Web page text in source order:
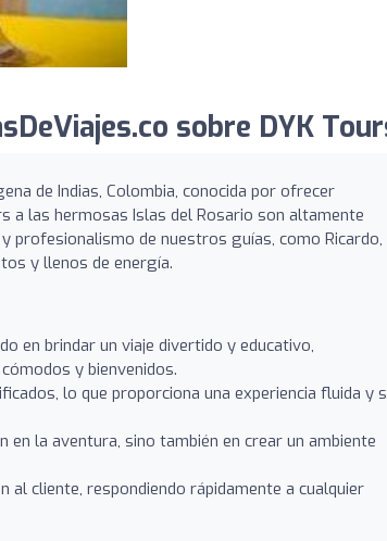
sobre DYK
de Indias, Colombia, conocida por ofrecer
a las hermosas Islas del Rosario son altamente
profesionalismo de nuestros guías, como Ricardo,
y llenos de energía.
en brindar un viaje divertido y educativo,
y bienvenidos.
lo que proporciona una experiencia fluida y
la aventura, sino también en crear un ambiente
al cliente, respondiendo rápidamente a cualquier